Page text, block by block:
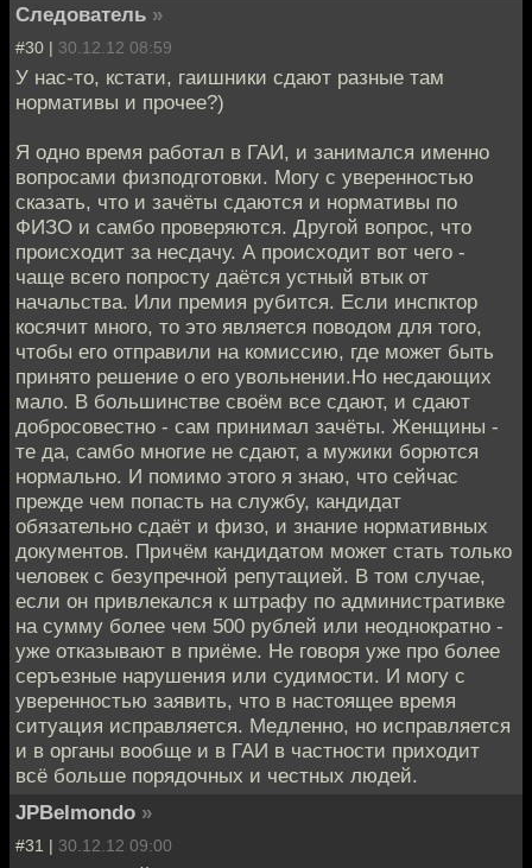
Следователь »
#30 | 30.12.12 08:59
У нас-то, кстати, гаишники сдают разные там
нормативы и прочее?)
Я одно время работал в ГАИ, и занимался именно
вопросами физподготовки. Могу с уверенностью
сказать, что и зачёты сдаются и нормативы по
ФИЗО и самбо проверяются. Другой вопрос, что
происходит за несдачу. А происходит вот чего -
чаще всего попросту даётся устный втык от
начальства. Или премия рубится. Если инспктор
косячит много, то это является поводом для того,
чтобы его отправили на комиссию, где может быть
принято решение о его увольнении.Но несдающих
мало. В большинстве своём все сдают, и сдают
добросовестно - сам принимал зачёты. Женщины -
те да, самбо многие не сдают, а мужики борются
нормально. И помимо этого я знаю, что сейчас
прежде чем попасть на службу, кандидат
обязательно сдаёт и физо, и знание нормативных
документов. Причём кандидатом может стать только
человек с безупречной репутацией. В том случае,
если он привлекался к штрафу по административке
на сумму более чем 500 рублей или неоднократно -
уже отказывают в приёме. Не говоря уже про более
серъезные нарушения или судимости. И могу с
уверенностью заявить, что в настоящее время
ситуация исправляется. Медленно, но исправляется
и в органы вообще и в ГАИ в частности приходит
всё больше порядочных и честных людей.
JPBelmondo »
#31 | 30.12.12 09:00